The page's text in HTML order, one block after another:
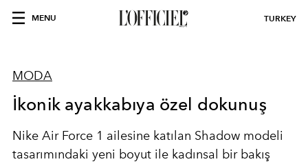
MENU TURKEY
MODA
İkonik ayakkabıya özel dokunuş
Nike Air Force 1 ailesine katılan Shadow modeli
tasarımındaki yeni boyut ile kadınsal bir bakış